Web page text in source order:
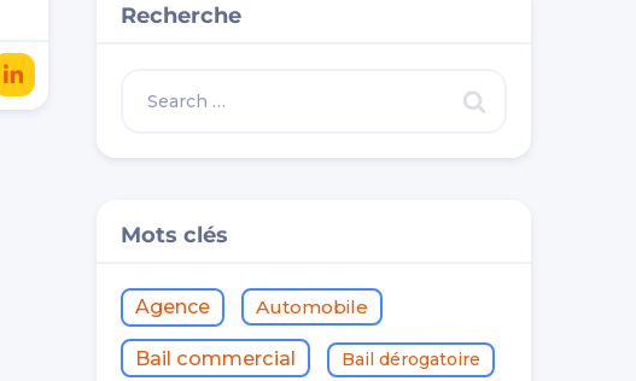
Recherche
Mots clés
Agence Automobile
Bail commercial Bail dérogatoire